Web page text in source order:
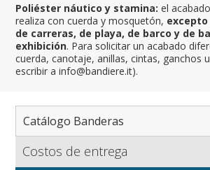
Poliéster náutico y stamina: el
realiza con cuerda y mosquetón,
de carreras, de playa, de barco y de
exhibición. Para solicitar un acabado
cuerda, canotaje, anillas, cintas, ganchos
escribir a info@bandiere.it).
Catálogo Banderas
Catálogo completo de banderas
Costos de entrega